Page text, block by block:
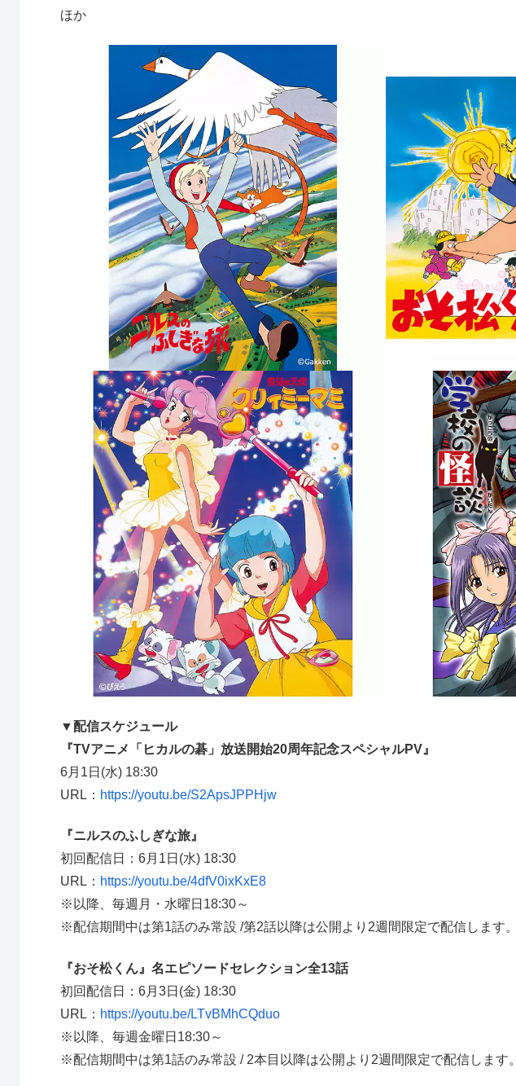
ほか
▼配信スケジュール
『TVアニメ「ヒカルの碁」放送開始20周年記念スペシャルPV』
6月1日(水) 18:30
URL： https://youtu.be/S2ApsJPPHjw
『ニルスのふしぎな旅』
初回配信日：6月1日(水) 18:30
URL： https://youtu.be/4dfV0ixKxE8
※以降、毎週月・水曜日18:30～
※配信期間中は第1話のみ常設 /第2話以降は公開より2週間限定で配信します。
『おそ松くん』名エピソードセレクション全13話
初回配信日：6月3日(金) 18:30
URL： https://youtu.be/LTvBMhCQduo
※以降、毎週金曜日18:30～
※配信期間中は第1話のみ常設 / 2本目以降は公開より2週間限定で配信します。